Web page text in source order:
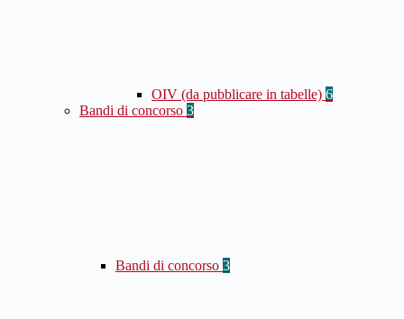
OIV (da pubblicare in tabelle) 6
Bandi di concorso 3
Bandi di concorso 3